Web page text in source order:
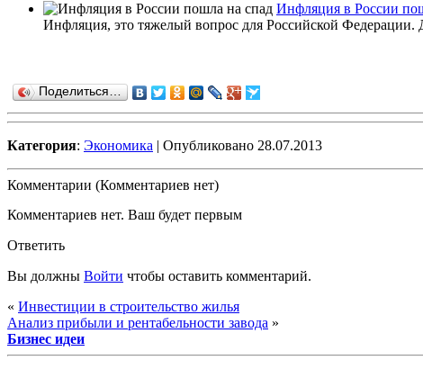
Инфляция в России
Инфляция, это тяжелый вопрос для Российской
Поделиться…
Категория: Экономика | Опубликовано 28.07.2013
Комментарии (Комментариев нет)
Комментариев нет. Ваш будет первым
Ответить
Вы должны Войти чтобы оставить комментарий.
« Инвестиции в строительство жилья
Анализ прибыли и рентабельности завода »
Бизнес идеи